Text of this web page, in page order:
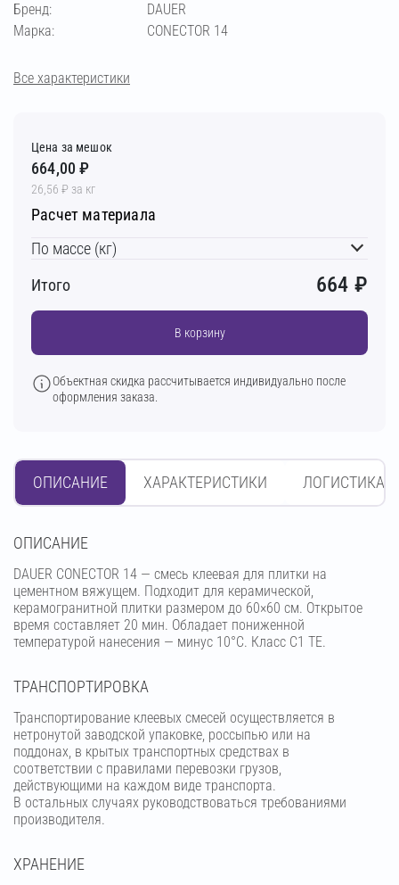
Бренд:
DAUER
Марка:
CONECTOR 14
Все характеристики
Цена за мешок
664,00 ₽
26,56 ₽ за кг
Расчет материала
По массе (кг)
Итого
664 ₽
В корзину
Объектная скидка рассчитывается индивидуально после
оформления заказа.
ОПИСАНИЕ ХАРАКТЕРИСТИКИ ЛОГИСТИКА
OПИСАНИЕ
DAUER CONECTOR 14 — смесь клеевая для плитки на
цементном вяжущем. Подходит для керамической,
керамогранитной плитки размером до 60×60 см. Открытое
время составляет 20 мин. Обладает пониженной
температурой нанесения — минус 10°С. Класс C1 ТЕ.
ТРАНСПОРТИРОВКА
Транспортирование клеевых смесей осуществляется в
нетронутой заводской упаковке, россыпью или на
поддонах, в крытых транспортных средствах в
соответствии с правилами перевозки грузов,
действующими на каждом виде транспорта.
В остальных случаях руководствоваться требованиями
производителя.
ХРАНЕНИЕ